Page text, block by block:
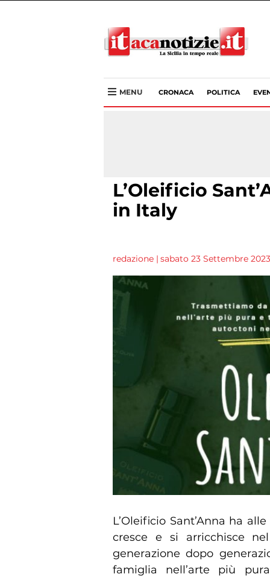
MENU CRONACA POLITICA
L’Oleificio
in Italy
redazione | sabato 23 Settembre 2023
L’Oleificio Sant’Anna ha
cresce e si arricchisce
generazione dopo
famiglia nell’arte più